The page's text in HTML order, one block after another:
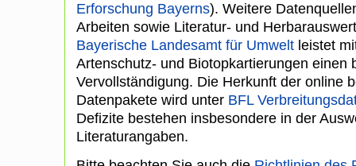
Erforschung Bayerns). Weitere
Arbeiten sowie Literatur- und
Bayerische Landesamt für Umwelt leistet
Artenschutz- und Biotopkartierungen einen
Vervollständigung. Die Herkunft der online
Datenpakete wird unter BFL
Defizite bestehen insbesondere in der
Literaturangaben.